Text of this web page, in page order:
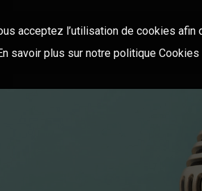
acceptez l’utilisation de cookies
savoir plus sur notre politique Cookies